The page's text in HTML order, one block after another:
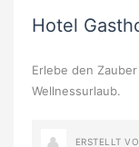
Hotel
Erlebe den
Wellnessurlaub.
ERSTELLT